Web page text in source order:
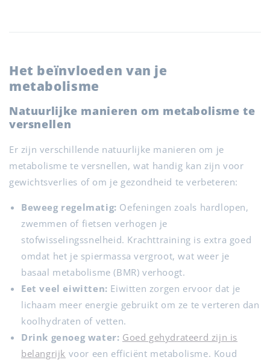
Het beïnvloeden van je
metabolisme
Natuurlijke manieren om metabolisme te
versnellen
Er zijn verschillende natuurlijke manieren om je
metabolisme te versnellen, wat handig kan zijn voor
gewichtsverlies of om je gezondheid te verbeteren:
Beweeg regelmatig: Oefeningen zoals hardlopen,
zwemmen of fietsen verhogen je
stofwisselingssnelheid. Krachttraining is extra goed
omdat het je spiermassa vergroot, wat weer je
basaal metabolisme (BMR) verhoogt.
Eet veel eiwitten: Eiwitten zorgen ervoor dat je
lichaam meer energie gebruikt om ze te verteren dan
koolhydraten of vetten.
Drink genoeg water: Goed gehydrateerd zijn is
belangrijk voor een efficiënt metabolisme. Koud